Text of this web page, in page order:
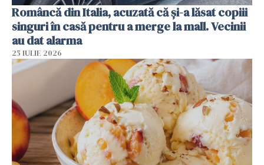
Româncă din Italia, acuzată că și-a lăsat copiii
singuri în casă pentru a merge la mall. Vecinii
au dat alarma
25 IULIE 2026